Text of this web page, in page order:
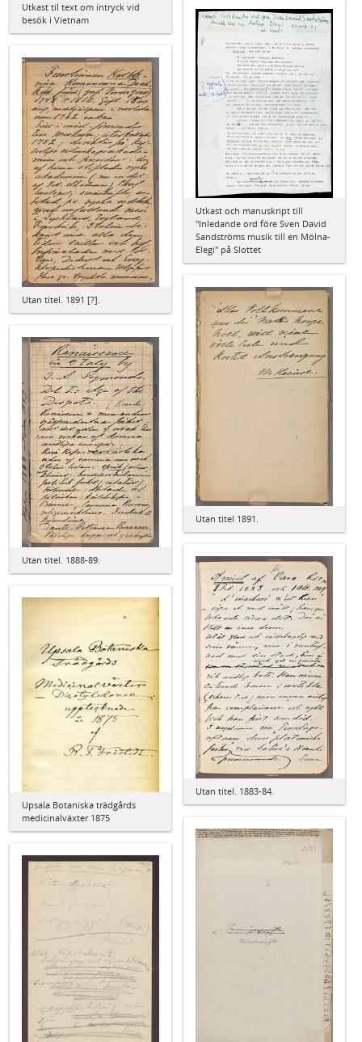
Utkast til text om intryck vid
besök i Vietnam
Utkast och manuskript till
"Inledande ord före Sven David
Sandströms musik till en Mölna-
Elegi" på Slottet
Utan titel. 1891 [?].
Utan titel 1891.
Utan titel. 1888-89.
Utan titel. 1883-84.
Upsala Botaniska trädgårds
medicinalväxter 1875